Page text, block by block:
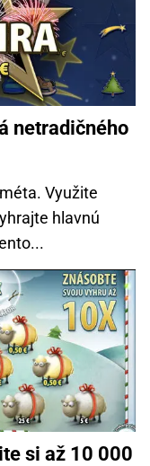
netradičného
Využite
hlavnú
si až 10 000